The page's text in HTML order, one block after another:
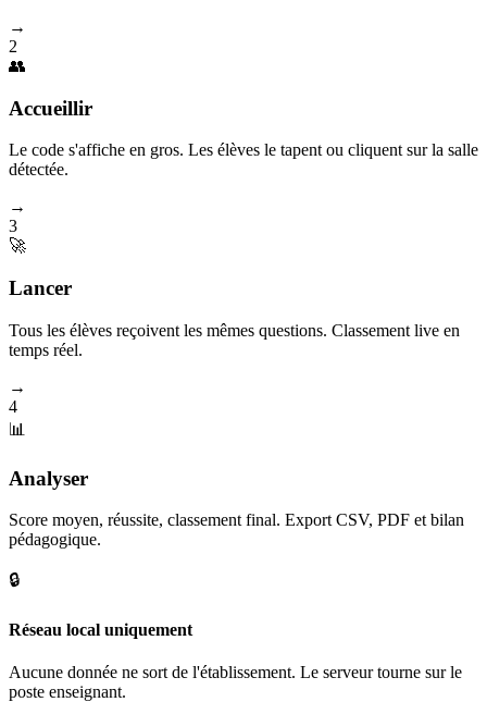
→
2
👥
Accueillir
Le code s'affiche en gros. Les élèves le tapent ou cliquent sur la salle
détectée.
→
3
🚀
Lancer
Tous les élèves reçoivent les mêmes questions. Classement live en
temps réel.
→
4
📊
Analyser
Score moyen, réussite, classement final. Export CSV, PDF et bilan
pédagogique.
🔒
Réseau local uniquement
Aucune donnée ne sort de l'établissement. Le serveur tourne sur le
poste enseignant.